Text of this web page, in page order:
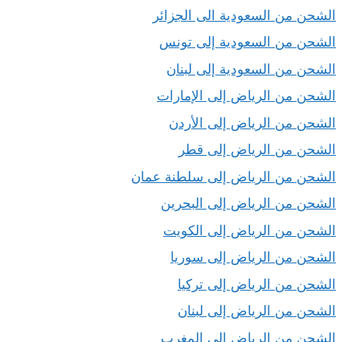
الشحن من السعودية الى الجزائر
الشحن من السعودية إلى تونس
الشحن من السعودية إلى لبنان
الشحن من الرياض إلى الإمارات
الشحن من الرياض إلى الأردن
الشحن من الرياض إلى قطر
الشحن من الرياض إلى سلطنة عمان
الشحن من الرياض إلى البحرين
الشحن من الرياض إلى الكويت
الشحن من الرياض إلى سوريا
الشحن من الرياض إلى تركيا
الشحن من الرياض إلى لبنان
الشحن من الرياض الى المغرب